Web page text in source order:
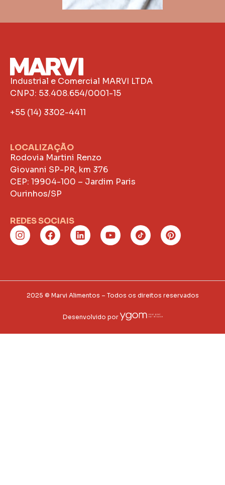
Industrial e Comercial MARVI LTDA
CNPJ: 53.408.654/0001-15
+55 (14) 3302-4411
LOCALIZAÇÃO
Rodovia Martini Renzo
Giovanni SP-PR, km 376
CEP: 19904-100 – Jardim Paris
Ourinhos/SP
REDES SOCIAIS
2025 © Marvi Alimentos – Todos os direitos reservados
Desenvolvido por